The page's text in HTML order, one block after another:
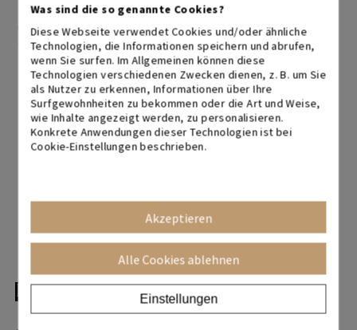
Design, Komfort, Qualität und der Blick fürs Detail sind
unsere Stärke. Wir verleihen Ihrem Büro ein neues
Gesicht, indem wir offene Räume schaffen, die zur
Inspiration für transversale Zusammenarbeit in Ihrem
Team werden. Entdecken Sie unseren Katalog.
Designals Mantra
Was sind die so genannte Cookies?
Diese Webseite verwendet Cookies und/oder ähnliche
Technologien, die Informationen speichern und abrufen,
wenn Sie surfen. Im Allgemeinen können diese
Technologien verschiedenen Zwecken dienen, z. B. um Sie
als Nutzer zu erkennen, Informationen über Ihre
Surfgewohnheiten zu bekommen oder die Art und Weise,
wie Inhalte angezeigt werden, zu personalisieren.
Konkrete Anwendungen dieser Technologien ist bei
Cookie-Einstellungen beschrieben.
Akzeptieren
Alle Cookies ablehnen
Einstellungen